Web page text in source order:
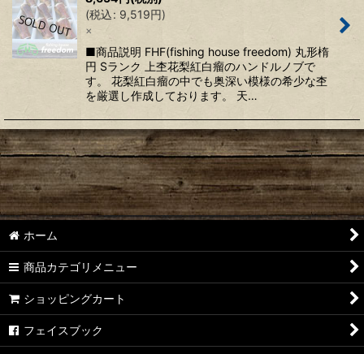
(税込: 9,519円)
×
■商品説明 FHF(fishing house freedom) 丸形楕
円 Sランク 上杢花梨紅白瘤のハンドルノブで
す。 花梨紅白瘤の中でも奥深い模様の希少な杢
を厳選し作成しております。 天…
ホーム
商品カテゴリメニュー
ショッピングカート
フェイスブック